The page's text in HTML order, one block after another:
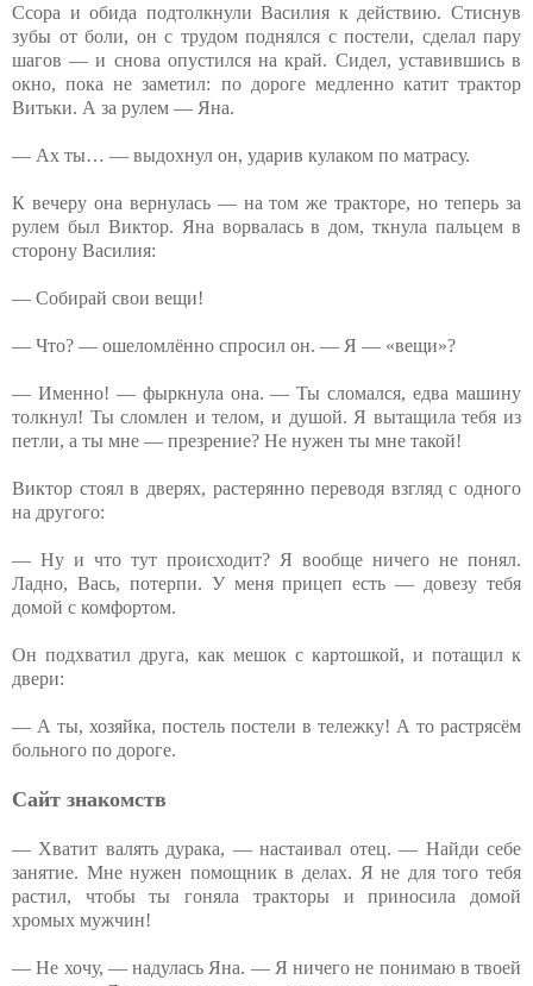
Ссора и обида подтолкнули Василия к действию. Стиснув
зубы от боли, он с трудом поднялся с постели, сделал пару
шагов — и снова опустился на край. Сидел, уставившись в
окно, пока не заметил: по дороге медленно катит трактор
Витьки. А за рулем — Яна.
— Ах ты… — выдохнул он, ударив кулаком по матрасу.
К вечеру она вернулась — на том же тракторе, но теперь за
рулем был Виктор. Яна ворвалась в дом, ткнула пальцем в
сторону Василия:
— Собирай свои вещи!
— Что? — ошеломлённо спросил он. — Я — «вещи»?
— Именно! — фыркнула она. — Ты сломался, едва машину
толкнул! Ты сломлен и телом, и душой. Я вытащила тебя из
петли, а ты мне — презрение? Не нужен ты мне такой!
Виктор стоял в дверях, растерянно переводя взгляд с одного
на другого:
— Ну и что тут происходит? Я вообще ничего не понял.
Ладно, Вась, потерпи. У меня прицеп есть — довезу тебя
домой с комфортом.
Он подхватил друга, как мешок с картошкой, и потащил к
двери:
— А ты, хозяйка, постель постели в тележку! А то растрясём
больного по дороге.
Сайт знакомств
— Хватит валять дурака, — настаивал отец. — Найди себе
занятие. Мне нужен помощник в делах. Я не для того тебя
растил, чтобы ты гоняла тракторы и приносила домой
хромых мужчин!
— Не хочу, — надулась Яна. — Я ничего не понимаю в твоей